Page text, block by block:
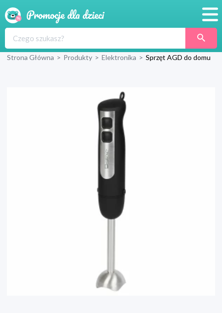
Produkty
Blog
Wyprawka
Strona Główna > Produkty > Elektronika > Sprzęt AGD do domu